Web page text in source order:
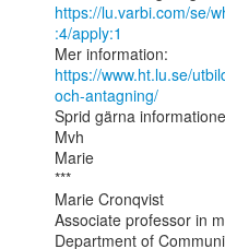
https://lu.varbi.com/se/
:4/apply:1
https://www.ht.lu.se/
och-antagning/
Sprid gärna
Mvh
Marie
***
Marie Cronqvist
Associate professor in